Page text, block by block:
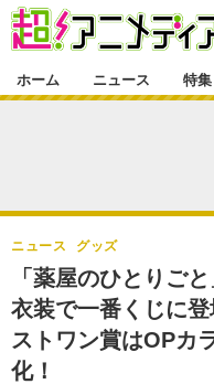
ゲーム・アプリ
グッズ
声優
特集一覧
ラキりす
連載マンガ
連載マンガ一覧
番組・動画
番組・動画一覧
動画
連載・ブログ
連載・ブログ一覧
ホーム ニュース 特集
「薬屋のひとりご
衣装で一番くじに
ストワン賞はOPカ
化！
ニュース グッズ